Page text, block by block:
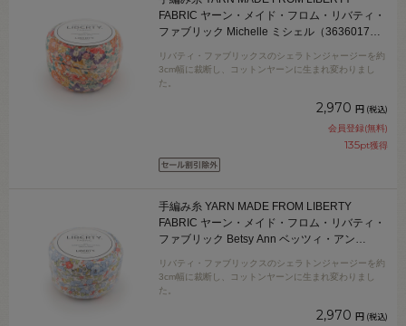
FABRIC ヤーン・メイド・フロム・リバティ・
ファブリック Michelle ミシェル（3636017）
リバティ・ファブリックスのシェラトンジャージーを約
3cm幅に裁断し、コットンヤーンに生まれ変わりまし
た。
2,970 円 (税込)
会員登録(無料)
135pt獲得
手編み糸 YARN MADE FROM LIBERTY
FABRIC ヤーン・メイド・フロム・リバティ・
ファブリック Betsy Ann ベッツィ・アン
リバティ・ファブリックスのシェラトンジャージーを約
3cm幅に裁断し、コットンヤーンに生まれ変わりまし
た。
2,970 円 (税込)